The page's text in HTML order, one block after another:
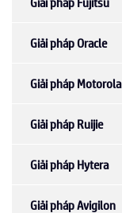
Giải pháp Oracle
Giải pháp Motorola
Giải pháp Ruijie
Giải pháp Hytera
Giải pháp Avigilon